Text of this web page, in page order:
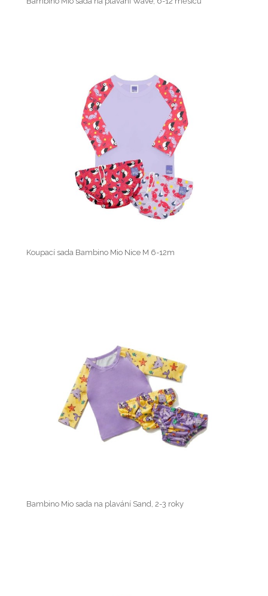
Koupací sada Bambino Mio Nice M 6-12m
Bambino Mio sada na plavání Sand, 2-3 roky